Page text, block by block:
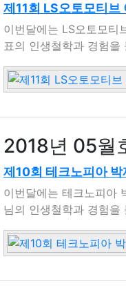
제11회 LS오토모티브
이번달에는 LS오토모티
표의 인생철학과 경험을
2018년 05월
제10회 테크노피아 박
이번달에는 테크노피아
님의 인생철학과 경험을